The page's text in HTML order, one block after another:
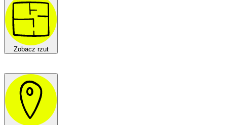
Zobacz rzut